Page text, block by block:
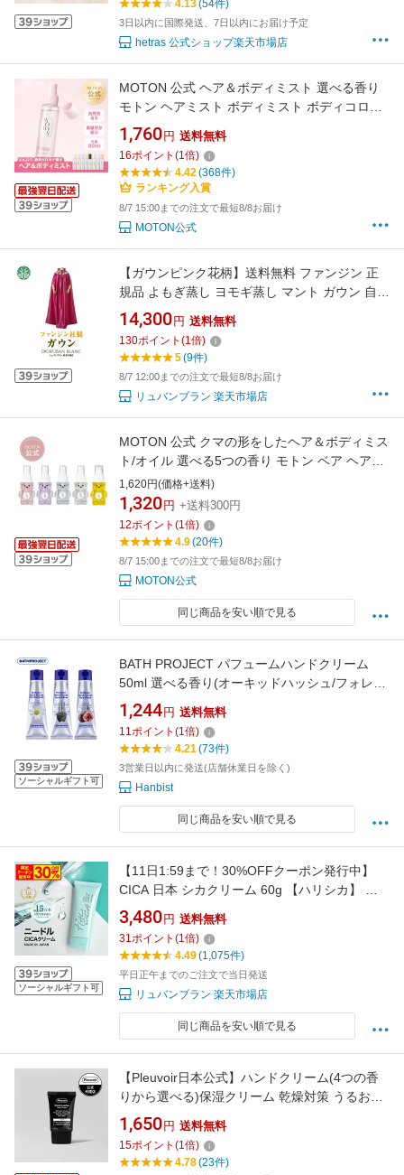
4.13(54件)
3日以内に国際発送、7日以内にお届け予定
hetras 公式ショップ楽天市場店
MOTON 公式 ヘア＆ボディミスト 選べる香り
モトン ヘアミスト ボディミスト ボディコロン
フレグランスミスト フレグランス いい香り 香
水 韓国 レディース 女性 メンズ 男性 ギフト プ
レゼント 80ml
1,760 円 送料無料
16ポイント (1倍)
4.42(368件)
ランキング入賞
8/7 15:00までの注文で最短8/8お届け
MOTON公式
【ガウンピンク花柄】送料無料 ファンジン 正
規品 よもぎ蒸し ヨモギ蒸し マント ガウン 自宅
ファンジン よもぎ蒸し用ガウン 服 座浴服 専用
服 黄土座浴器 韓国 よもぎ
14,300 円 送料無料
130ポイント (1倍)
5(9件)
8/7 12:00までの注文で最短8/8お届け
リュバンブラン 楽天市場店
MOTON 公式 クマの形をしたヘア＆ボディミス
ト/オイル 選べる5つの香り モトン ベア ヘアミ
スト ボディミスト ボディコロン フレグランス
ミスト フレグランス いい香り 香水 韓国 レディ
ース 女性 レディース 女性 48ml
1,620円(価格+送料)
1,320 円 +送料300円
12ポイント (1倍)
4.9(20件)
8/7 15:00までの注文で最短8/8お届け
MOTON公式
同じ商品を安い順で見る
ソーシャルギフト可
BATH PROJECT パフュームハンドクリーム
50ml 選べる香り(オーキッドハッシュ/フォレス
トブルー/ペールブラッシュ) バスプロジェクト
【国内発送】【送料無料】
1,244 円 送料無料
11ポイント (1倍)
4.21(73件)
3営業日以内に発送(店舗休業日を除く)
Hanbist
同じ商品を安い順で見る
ソーシャルギフト可
【11日1:59まで！30%OFFクーポン発行中】
CICA 日本 シカクリーム 60g 【ハリシカ】 日
本製 ヒト幹細胞 CICAクリーム シカ 洗顔 cica
クリーム パック 高保湿 フェイスクリーム クリ
ーム 美容液 ツボクサエキス 針クリーム ヒト幹
3,480 円 送料無料
31ポイント (1倍)
4.49(1,075件)
平日正午までのご注文で当日発送
リュバンブラン 楽天市場店
同じ商品を安い順で見る
【Pleuvoir日本公式】ハンドクリーム(4つの香
りから選べる)保湿クリーム 乾燥対策 うるおい
手肌 ハンドケア ギフト ベタつかない 乾燥 保湿
誕生日 ギフト 韓国コスメBTS テテ愛用 ジェニ
愛用ビーガン ヴィーガン クルエルティフリー
1,650 円 送料無料
15ポイント (1倍)
4.78(23件)